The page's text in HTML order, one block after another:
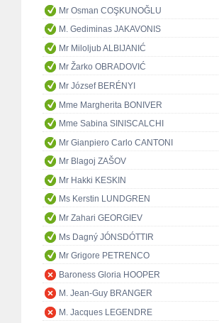
Mr Osman COŞKUNOĞLU
M. Gediminas JAKAVONIS
Mr Miloljub ALBIJANIĆ
Mr Žarko OBRADOVIĆ
Mr József BERÉNYI
Mme Margherita BONIVER
Mme Sabina SINISCALCHI
Mr Gianpiero Carlo CANTONI
Mr Blagoj ZAŠOV
Mr Hakki KESKIN
Ms Kerstin LUNDGREN
Mr Zahari GEORGIEV
Ms Dagný JÓNSDÓTTIR
Mr Grigore PETRENCO
Baroness Gloria HOOPER
M. Jean-Guy BRANGER
M. Jacques LEGENDRE